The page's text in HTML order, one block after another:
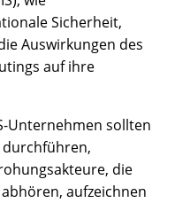
Sicherheit,
Auswirkungen des
auf ihre
Unternehmen sollten
durchführen,
die
aufzeichnen